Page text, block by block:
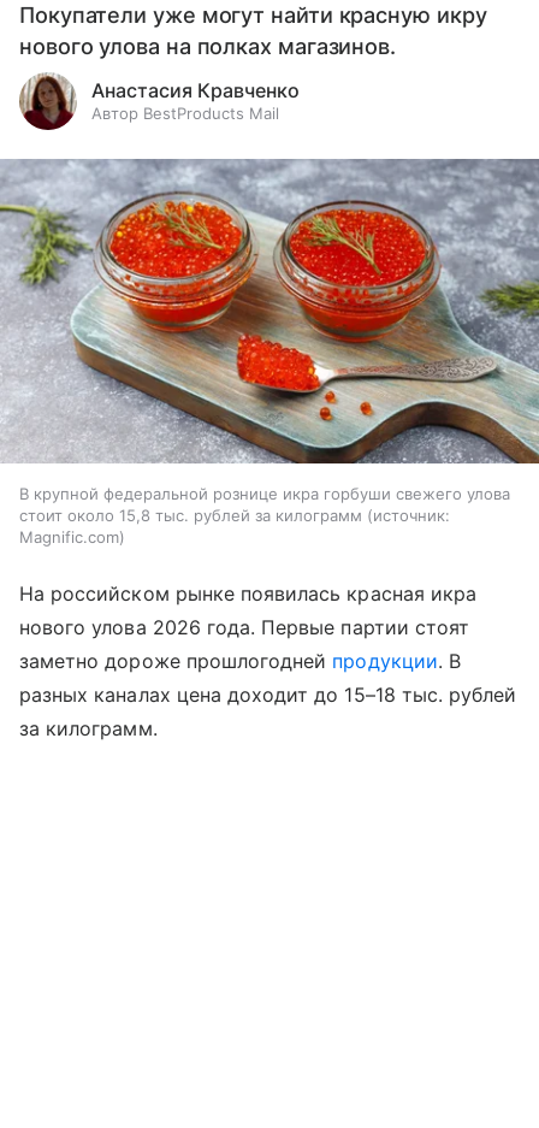
Покупатели уже могут найти красную икру
нового улова на полках магазинов.
Анастасия Кравченко
Автор BestProducts Mail
В крупной федеральной рознице икра горбуши свежего улова
стоит около 15,8 тыс. рублей за килограмм
источник:
Magnific.com
На российском рынке появилась красная икра
нового улова 2026 года. Первые партии стоят
заметно дороже прошлогодней продукции. В
разных каналах цена доходит до 15–18 тыс. рублей
за килограмм.